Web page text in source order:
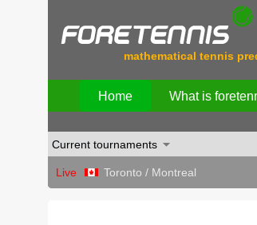
mathematical tennis
Home What is
Current tournaments
Live Toronto / Montreal